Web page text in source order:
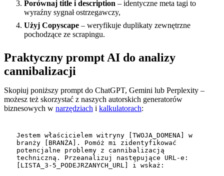
Porównaj title i description – identyczne meta tagi to
wyraźny sygnał ostrzegawczy,
Użyj Copyscape – weryfikuje duplikaty zewnętrzne
pochodzące ze scrapingu.
Praktyczny prompt AI do analizy
cannibalizacji
Skopiuj poniższy prompt do ChatGPT, Gemini lub Perplexity –
możesz też skorzystać z naszych autorskich generatorów
biznesowych w narzędziach i kalkulatorach:
Jestem właścicielem witryny [TWOJA_DOMENA] w
branży [BRANŻA]. Pomóż mi zidentyfikować
potencjalne problemy z cannibalizacją
techniczną. Przeanalizuj następujące URL-e:
[LISTA_3-5_PODEJRZANYCH_URL] i wskaż: